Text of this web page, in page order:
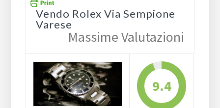
Vendo Rolex Via Sempione
Varese
Massime Valutazioni
9.4